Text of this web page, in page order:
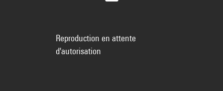
Reproduction en attente
d'autorisation